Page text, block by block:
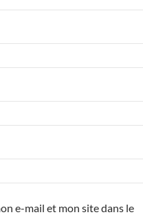
e-mail et mon site dans le